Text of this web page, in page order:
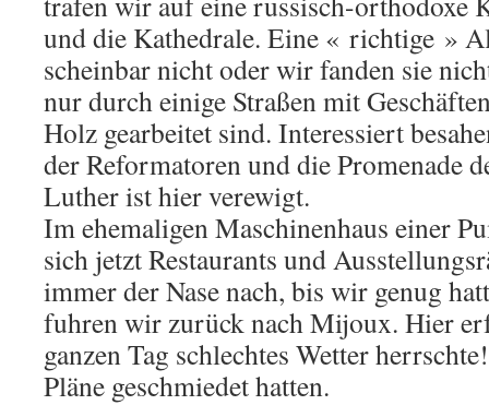
und die Kathedrale. Eine « richtige »
scheinbar nicht oder wir fanden sie
nur durch einige Straßen mit
Holz gearbeitet sind. Interessiert
der Reformatoren und die Promenade
Luther ist hier verewigt.
Im ehemaligen Maschinenhaus einer
sich jetzt Restaurants und
immer der Nase nach, bis wir genug
fuhren wir zurück nach Mijoux. Hier
ganzen Tag schlechtes Wetter
Pläne geschmiedet hatten.